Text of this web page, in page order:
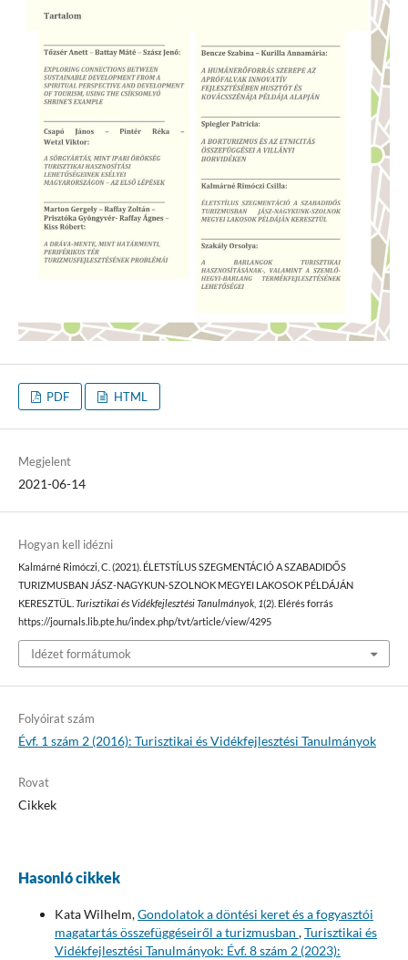
PDF HTML
Megjelent
2021-06-14
Hogyan kell idézni
Kalmárné Rimóczi, C. (2021). ÉLETSTÍLUS SZEGMENTÁCIÓ A SZABADIDŐS
TURIZMUSBAN JÁSZ-NAGYKUN-SZOLNOK MEGYEI LAKOSOK PÉLDÁJÁN
KERESZTÜL. Turisztikai és Vidékfejlesztési Tanulmányok, 1(2). Elérés forrás
https://journals.lib.pte.hu/index.php/tvt/article/view/4295
Idézet formátumok
Folyóirat szám
Évf. 1 szám 2 (2016): Turisztikai és Vidékfejlesztési Tanulmányok
Rovat
Cikkek
Hasonló cikkek
Kata Wilhelm,Gondolatok a döntési keret és a fogyasztói
magatartás összefüggéseiről a turizmusban ,Turisztikai és
Vidékfejlesztési Tanulmányok: Évf. 8 szám 2 (2023):